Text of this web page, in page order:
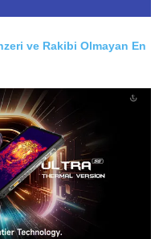
ve Rakibi Olmayan En